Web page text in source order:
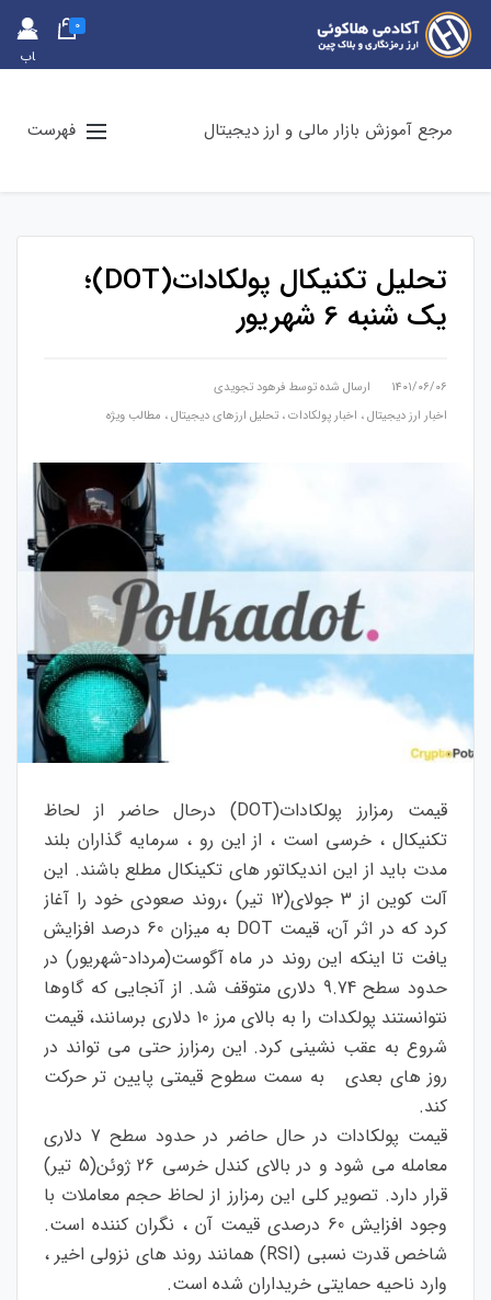
حس
اب
0
مرجع آموزش بازار مالی و ارز دیجیتال فهرست
تحلیل تکنیکال پولکادات(DOT)؛
یک شنبه 6 شهریور
۱۴۰۱/۰۶/۰۶ ارسال شده توسط فرهود تجویدی
اخبار ارز دیجیتال، اخبار پولکادات، تحلیل ارزهای دیجیتال، مطالب ویژه
قیمت رمزارز پولکادات(DOT) درحال حاضر از لحاظ
تکنیکال ، خرسی است ، از این رو ، سرمایه گذاران بلند
مدت باید از این اندیکاتور های تکینکال مطلع باشند. این
آلت کوین از 3 جولای(12 تیر) ،روند صعودی خود را آغاز
کرد که در اثر آن، قیمت DOT به میزان 60 درصد افزایش
یافت تا اینکه این روند در ماه آگوست(مرداد-شهریور) در
حدود سطح 9.74 دلاری متوقف شد. از آنجایی که گاوها
نتوانستند پولکدات را به بالای مرز 10 دلاری برسانند، قیمت
شروع به عقب نشینی کرد. این رمزارز حتی می تواند در
روز های بعدی به سمت سطوح قیمتی پایین تر حرکت
کند.
قیمت پولکادات در حال حاضر در حدود سطح 7 دلاری
معامله می شود و در بالای کندل خرسی 26 ژوئن(5 تیر)
قرار دارد. تصویر کلی این رمزارز از لحاظ حجم معاملات با
وجود افزایش 60 درصدی قیمت آن ، نگران کننده است.
شاخص قدرت نسبی (RSI) همانند روند های نزولی اخیر ،
وارد ناحیه حمایتی خریداران شده است.